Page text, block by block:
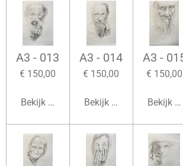
A3 - 013
€ 150,00
Bekijk details
A3 - 014
€ 150,00
Bekijk details
A3 -
€ 150,00
Bekijk